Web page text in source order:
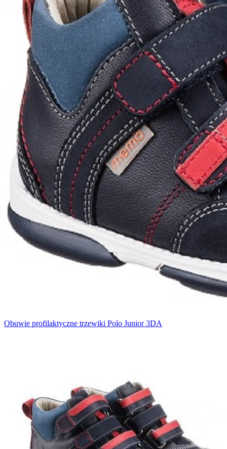
Obuwie profilaktyczne trzewiki Polo Junior 3DA